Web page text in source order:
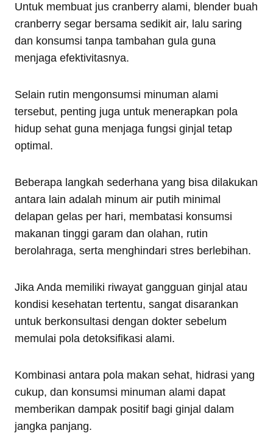
Untuk membuat jus cranberry alami, blender buah
cranberry segar bersama sedikit air, lalu saring
dan konsumsi tanpa tambahan gula guna
menjaga efektivitasnya.
Selain rutin mengonsumsi minuman alami
tersebut, penting juga untuk menerapkan pola
hidup sehat guna menjaga fungsi ginjal tetap
optimal.
Beberapa langkah sederhana yang bisa dilakukan
antara lain adalah minum air putih minimal
delapan gelas per hari, membatasi konsumsi
makanan tinggi garam dan olahan, rutin
berolahraga, serta menghindari stres berlebihan.
Jika Anda memiliki riwayat gangguan ginjal atau
kondisi kesehatan tertentu, sangat disarankan
untuk berkonsultasi dengan dokter sebelum
memulai pola detoksifikasi alami.
Kombinasi antara pola makan sehat, hidrasi yang
cukup, dan konsumsi minuman alami dapat
memberikan dampak positif bagi ginjal dalam
jangka panjang.